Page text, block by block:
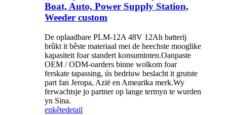
Boat, Auto, Power Supply Station,
Weeder custom
De oplaadbare PLM-12A 48V 12Ah batterij
brûkt it bêste materiaal mei de heechste mooglike
kapasiteit foar standert konsuminten.Oanpaste
OEM / ODM-oarders binne wolkom foar
ferskate tapassing, ús bedriuw beslacht it grutste
part fan Jeropa, Azië en Amearika merk.Wy
ferwachtsje jo partner op lange termyn te wurden
yn Sina.
enkêtedetail